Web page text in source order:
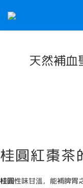
天然補血
桂圓紅棗茶
桂圓性味甘溫，能補脾胃